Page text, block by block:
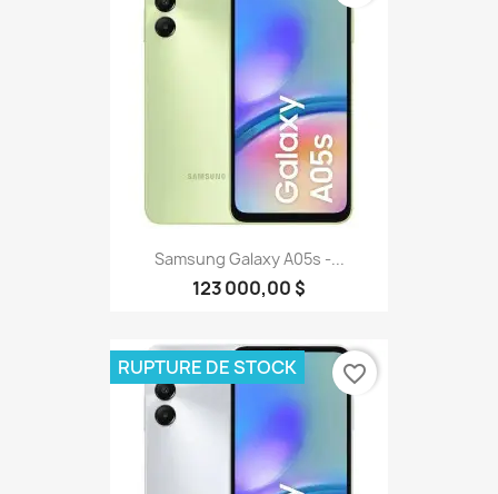
Samsung Galaxy A05s -...
123 000,00 $
RUPTURE DE STOCK favorite_border